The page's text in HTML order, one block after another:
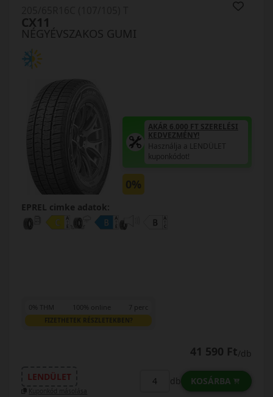
NÉGYÉVSZAKOS GUMI
CX11
AKÁR 6.000 FT SZERELÉSI
KEDVEZMÉNY!
Használja a LENDÜLET
kuponkódot!
0%
EPREL cimke adatok:
0% THM 100% online 7 perc
FIZETHETEK RÉSZLETEKBEN?
41 590 Ft/db
LENDÜLET
Kuponkód másolása
db KOSÁRBA